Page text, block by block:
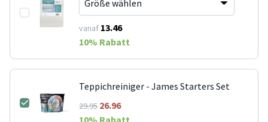
vanaf 13.46
10% Rabatt
Teppichreiniger - James Starters Set
29.9526.96
10% Rabatt